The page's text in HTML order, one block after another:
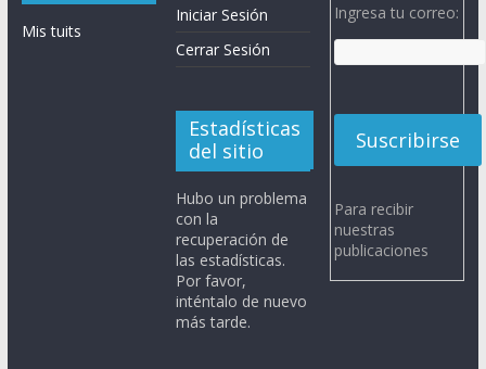
Mis tuits
Iniciar Sesión
Cerrar Sesión
Estadísticas
del sitio
Hubo un problema
con la
recuperación de
las estadísticas.
Por favor,
inténtalo de nuevo
más tarde.
Ingresa tu correo:
Para recibir
nuestras
publicaciones